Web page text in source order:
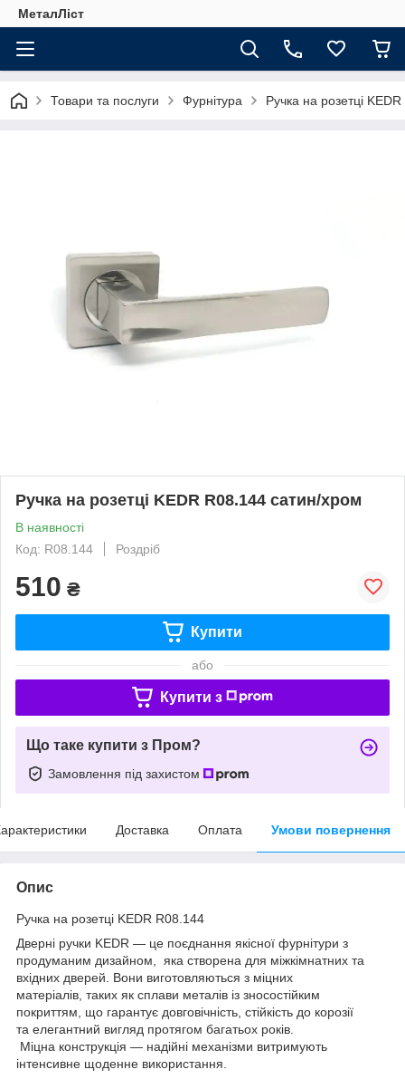
МеталЛіст
Товари та послуги Фурнітура Ручка на розетці
Ручка на розетці KEDR R08.144 сатин/хром
В наявності
Код: R08.144
Роздріб
510 ₴
Купити
або
Купити з
Що таке купити з Пром?
Замовлення під захистом
Доставка Оплата Умови повернення
Опис
Ручка на розетці KEDR R08.144
Дверні ручки KEDR — це поєднання якісної фурнітури з
продуманим дизайном, яка створена для міжкімнатних та
вхідних дверей. Вони виготовляються з міцних
матеріалів, таких як сплави металів із зносостійким
покриттям, що гарантує довговічність, стійкість до корозії
та елегантний вигляд протягом багатьох років.
Міцна конструкція — надійні механізми витримують
інтенсивне щоденне використання.